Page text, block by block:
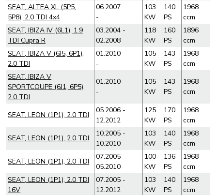
SEAT, ALTEA XL (5P5,
5P8), 2.0 TDI 4x4
06.2007
-
103
KW
140
PS
1968
ccm
SEAT, IBIZA IV (6L1), 1.9
TDI Cupra R
03.2004 -
02.2008
118
KW
160
PS
1896
ccm
SEAT, IBIZA V (6J5, 6P1),
2.0 TDI
01.2010
-
105
KW
143
PS
1968
ccm
SEAT, IBIZA V
SPORTCOUPE (6J1, 6P5),
2.0 TDI
01.2010
-
105
KW
143
PS
1968
ccm
SEAT, LEON (1P1), 2.0 TDI
05.2006 -
12.2012
125
KW
170
PS
1968
ccm
SEAT, LEON (1P1), 2.0 TDI
10.2005 -
10.2010
103
KW
140
PS
1968
ccm
SEAT, LEON (1P1), 2.0 TDI
07.2005 -
05.2010
100
KW
136
PS
1968
ccm
SEAT, LEON (1P1), 2.0 TDI
16V
07.2005 -
12.2012
103
KW
140
PS
1968
ccm